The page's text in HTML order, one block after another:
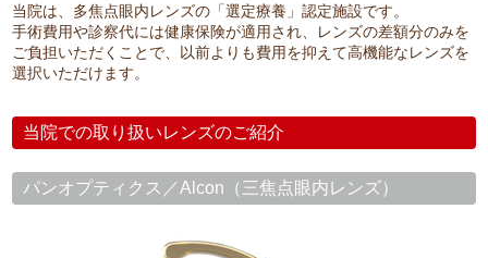
当院は、多焦点眼内レンズの「選定療養」認定施設です。
手術費用や診察代には健康保険が適用され、レンズの差額分のみを
ご負担いただくことで、以前よりも費用を抑えて高機能なレンズを
選択いただけます。
当院での取り扱いレンズのご紹介
パンオプティクス／Alcon（三焦点眼内レンズ）